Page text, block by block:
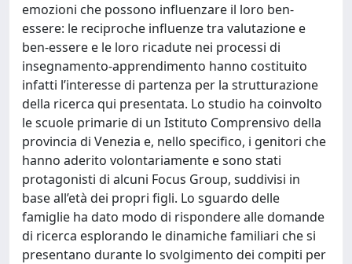
emozioni che possono influenzare il loro ben-
essere: le reciproche influenze tra valutazione e
ben-essere e le loro ricadute nei processi di
insegnamento-apprendimento hanno costituito
infatti l’interesse di partenza per la strutturazione
della ricerca qui presentata. Lo studio ha coinvolto
le scuole primarie di un Istituto Comprensivo della
provincia di Venezia e, nello specifico, i genitori che
hanno aderito volontariamente e sono stati
protagonisti di alcuni Focus Group, suddivisi in
base all’età dei propri figli. Lo sguardo delle
famiglie ha dato modo di rispondere alle domande
di ricerca esplorando le dinamiche familiari che si
presentano durante lo svolgimento dei compiti per